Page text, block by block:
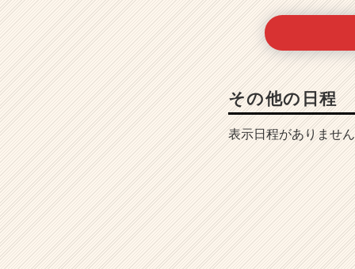
その他の日程
表示日程がありません